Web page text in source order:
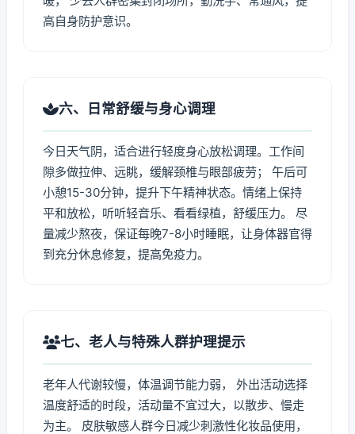
高自身防护意识。
六、日常舒缓与身心调理
今日天气阴，适合进行轻度身心放松调理。工作间
隙多做拉伸、远眺，缓解颈椎与眼部疲劳； 午后可
小憩15-30分钟，提升下午精神状态。情绪上保持
平和放松，听听轻音乐、看看绿植，舒缓压力。 尽
量减少熬夜，保证每晚7-8小时睡眠，让身体器官得
到充分休息修复，提高免疫力。
七、老人与特殊人群护理提示
老年人代谢较慢，体温调节能力弱， 外出活动选择
温度舒适的时段，活动量不宜过大，以散步、慢走
为主。 皮肤敏感人群今日减少刺激性化妆品使用，